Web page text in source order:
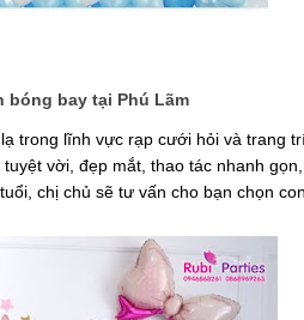
bóng bay tại Phú Lãm
trong lĩnh vực rạp cưới hỏi và trang
vời, đẹp mắt, thao tác nhanh
chị chủ sẽ tư vấn cho bạn chọn